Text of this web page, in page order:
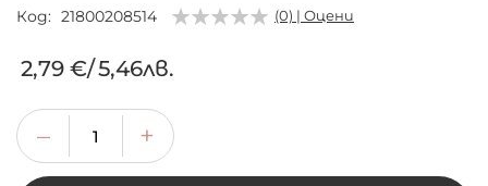
Код 21800208514 (0) | Оцени
2,79 €/5,46лв.